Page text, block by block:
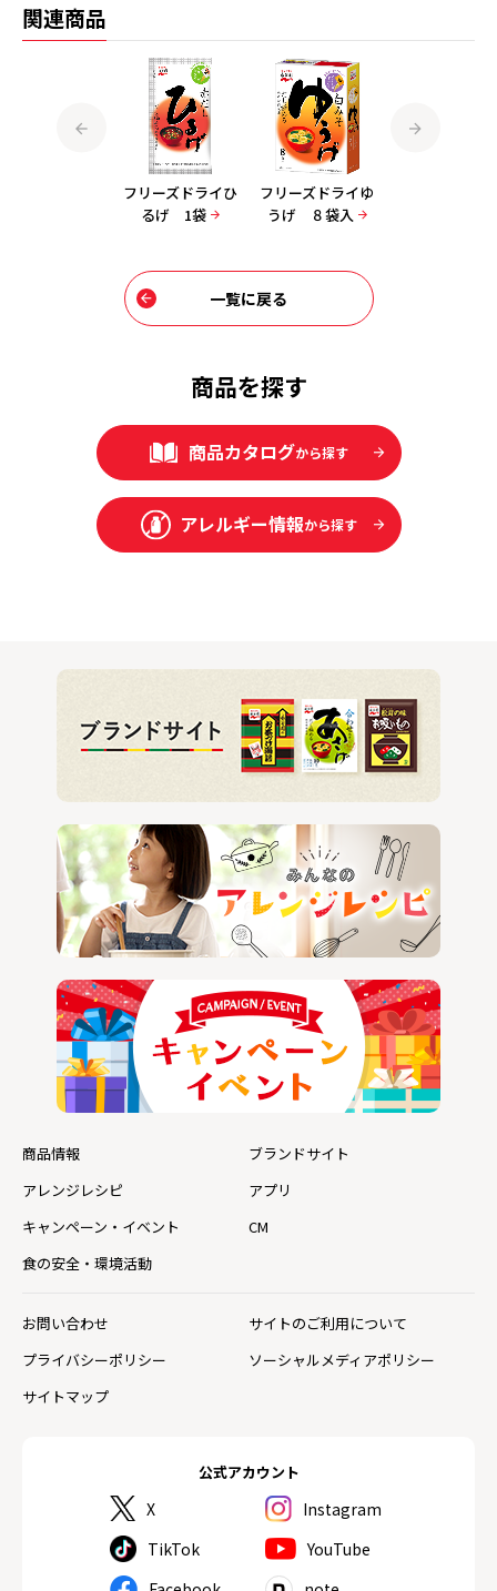
関連商品
フリーズドライひ
るげ 1袋
フリーズドライゆ
うげ ８袋入
一覧に戻る
商品を探す
商品カタログから探す
アレルギー情報から探す
公式アカウント
X
Instagram
TikTok
YouTube
商品情報
ブランドサイト
アレンジレシピ
アプリ
キャンペーン・イベント
CM
食の安全・環境活動
お問い合わせ
サイトのご利用について
プライバシーポリシー
ソーシャルメディアポリシー
サイトマップ